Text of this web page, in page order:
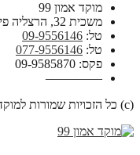
מוקד אמון 99
משכית 32, הרצליה פיתוח.
טל: 09-9556146
טל: 077-9556146
פקס: 09-9585870
————–
(c) כל הזכויות שמורות למוקד אמון (1995) בקרה וסיור בע”מ